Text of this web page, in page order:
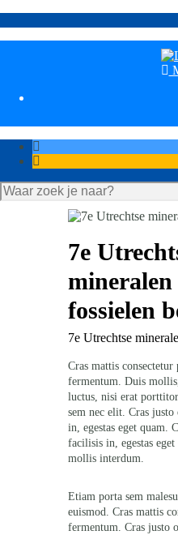
7e
mineralen
fossielen
7e Utrechtse
Cras mattis consectetur
fermentum. Duis
luctus, nisi erat
sem nec elit. Cras
in, egestas eget quam.
facilisis in, egestas
mollis interdum.
Etiam porta sem
euismod. Cras mattis
fermentum. Cras justo